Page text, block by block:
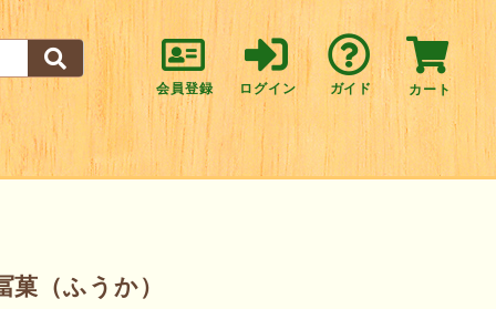
会員登録 ログイン ガイド カート
菓（ふうか）